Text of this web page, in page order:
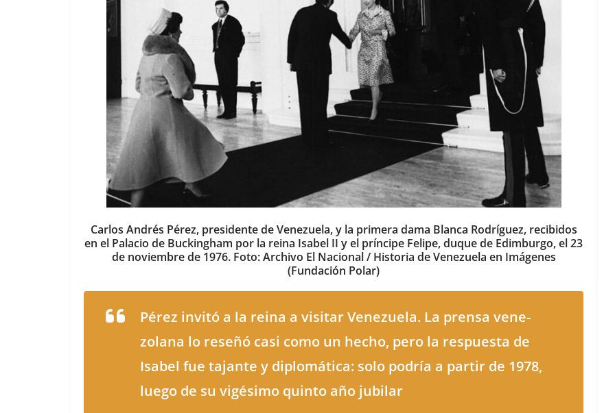
Carlos Andrés Pérez, presidente de Venezuela, y la primera dama Blanca Rodríguez, recibidos
en el Palacio de Buckingham por la reina Isabel II y el príncipe Felipe, duque de Edimburgo, el 23
de noviembre de 1976. Foto: Archivo El Nacional / Historia de Venezuela en Imágenes
(Fundación Polar)
Pérez invitó a la reina a vis­i­tar Venezuela. La pren­sa vene­
zolana lo reseñó casi como un hecho, pero la respues­ta de
Isabel fue tajante y diplomáti­ca: solo podría a par­tir de 1978,
luego de su vigési­mo quin­to año jubilar